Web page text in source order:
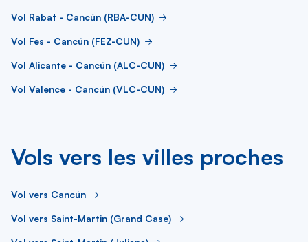
Vol Rabat - Cancún (RBA-CUN)
Vol Fes - Cancún (FEZ-CUN)
Vol Alicante - Cancún (ALC-CUN)
Vol Valence - Cancún (VLC-CUN)
Vols vers les villes proches
Vol vers Cancún
Vol vers Saint-Martin (Grand Case)